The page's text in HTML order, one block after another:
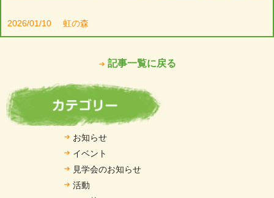
2026/01/10 虹の森
記事一覧に戻る
お知らせ
イベント
見学会のお知らせ
活動